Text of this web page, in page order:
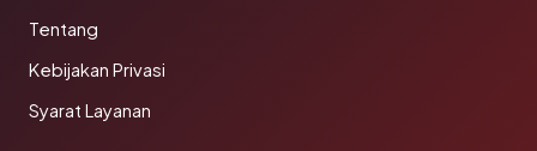
Tentang
Kebijakan Privasi
Syarat Layanan